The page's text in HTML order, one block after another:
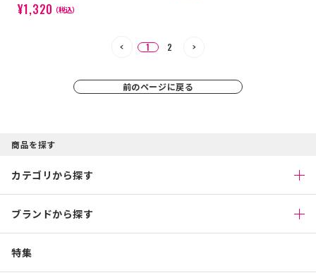
¥1,320（税込）
1 2
前のページに戻る
商品を探す
カテゴリから探す
ブランドから探す
特集